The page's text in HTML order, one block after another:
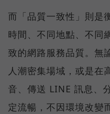
而「品質一致性」則是
時間、不同地點、不同
致的網路服務品質。無
人潮密集場域，或是在
音、傳送 LINE 訊息、
定流暢，不因環境改變